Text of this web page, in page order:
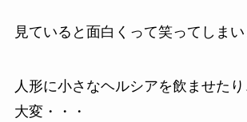
見ていると面白くって笑ってしま
人形に小さなヘルシアを飲ませた
大変・・・